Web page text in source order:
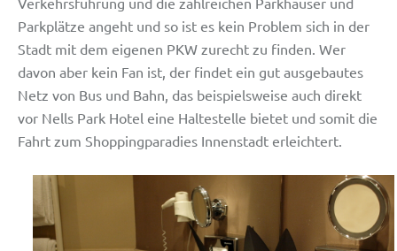
Parkplätze angeht und so ist es kein Problem sich in der
Stadt mit dem eigenen PKW zurecht zu finden. Wer
davon aber kein Fan ist, der findet ein gut ausgebautes
Netz von Bus und Bahn, das beispielsweise auch direkt
vor Nells Park Hotel eine Haltestelle bietet und somit die
Fahrt zum Shoppingparadies Innenstadt erleichtert.